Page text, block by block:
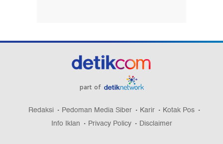
part of
Redaksi Pedoman Media Siber Karir
Kotak Pos
Info Iklan
Privacy Policy Disclaimer